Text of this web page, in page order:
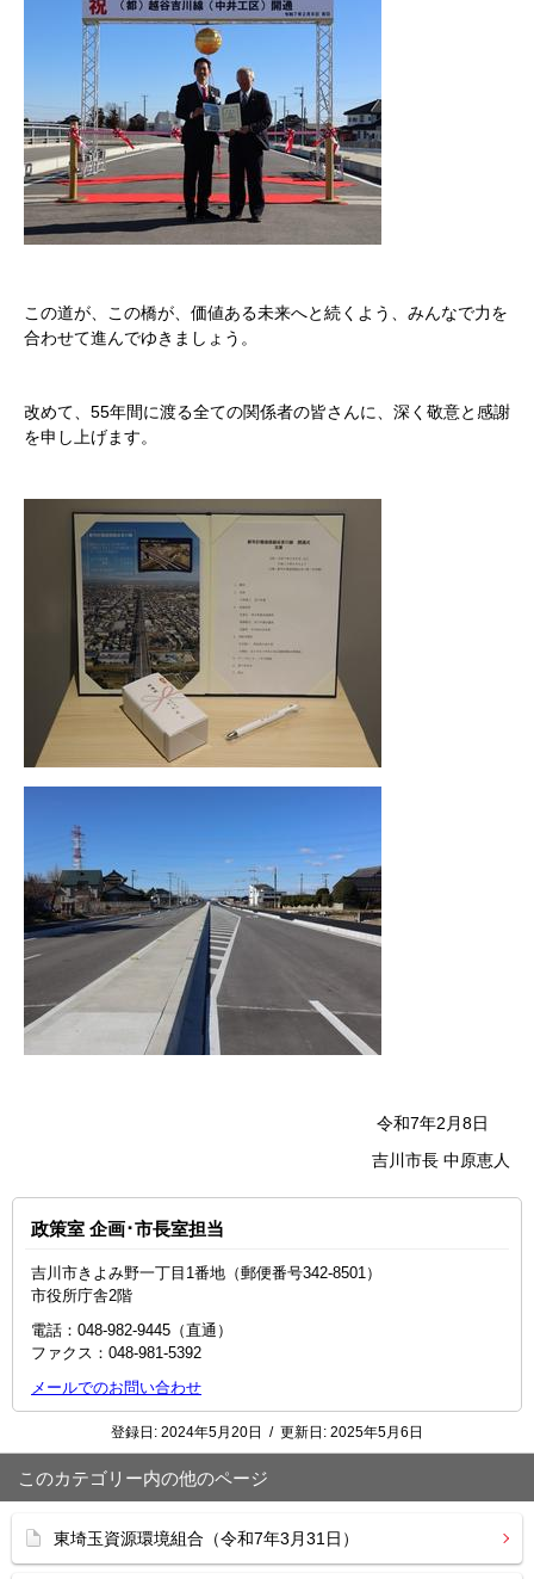
この道が、この橋が、価値ある未来へと続くよう、みんなで力を
合わせて進んでゆきましょう。
改めて、55年間に渡る全ての関係者の皆さんに、深く敬意と感謝
を申し上げます。
令和7年2月8日
吉川市長 中原恵人
政策室 企画･市長室担当
吉川市きよみ野一丁目1番地（郵便番号342-8501）
市役所庁舎2階
電話：048‐982‐9445（直通）
ファクス：048-981-5392
メールでのお問い合わせ
登録日: 2024年5月20日 / 更新日: 2025年5月6日
このカテゴリー内の他のページ
東埼玉資源環境組合（令和7年3月31日）